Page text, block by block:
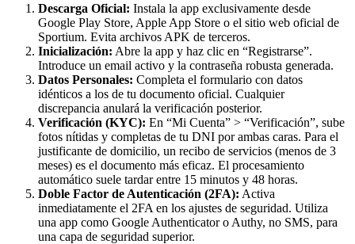
Descarga Oficial: Instala la app exclusivamente desde
Google Play Store, Apple App Store o el sitio web oficial de
Sportium. Evita archivos APK de terceros.
Inicialización: Abre la app y haz clic en “Registrarse”.
Introduce un email activo y la contraseña robusta generada.
Datos Personales: Completa el formulario con datos
idénticos a los de tu documento oficial. Cualquier
discrepancia anulará la verificación posterior.
Verificación (KYC): En “Mi Cuenta” > “Verificación”, sube
fotos nítidas y completas de tu DNI por ambas caras. Para el
justificante de domicilio, un recibo de servicios (menos de 3
meses) es el documento más eficaz. El procesamiento
automático suele tardar entre 15 minutos y 48 horas.
Doble Factor de Autenticación (2FA): Activa
inmediatamente el 2FA en los ajustes de seguridad. Utiliza
una app como Google Authenticator o Authy, no SMS, para
una capa de seguridad superior.